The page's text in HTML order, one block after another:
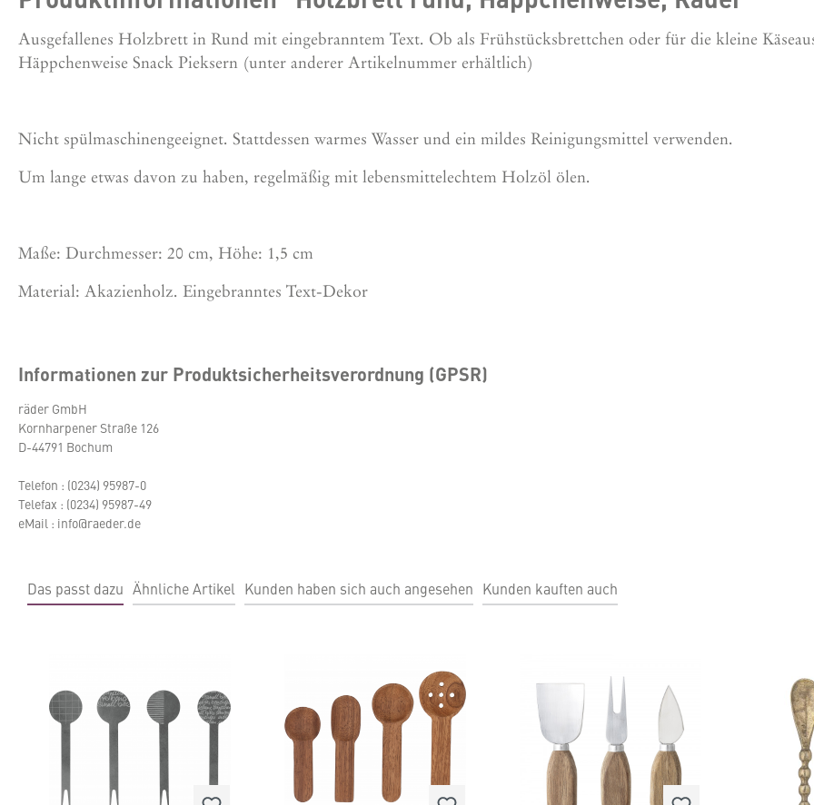
Ausgefallenes Holzbrett in Rund mit eingebranntem Text. Ob als Frühstücksbrettchen oder für die kleine
Häppchenweise Snack Pieksern (unter anderer Artikelnummer erhältlich)
Nicht spülmaschinengeeignet. Stattdessen warmes Wasser und ein mildes Reinigungsmittel verwenden.
Um lange etwas davon zu haben, regelmäßig mit lebensmittelechtem Holzöl ölen.
Maße: Durchmesser: 20 cm, Höhe: 1,5 cm
Material: Akazienholz. Eingebranntes Text-Dekor
Informationen zur Produktsicherheitsverordnung (GPSR)
räder GmbH
Kornharpener Straße 126
D-44791 Bochum
Telefon : (0234) 95987-0
Telefax : (0234) 95987-49
eMail : info@raeder.de
Das passt dazu Ähnliche Artikel Kunden haben sich auch angesehen Kunden kauften auch